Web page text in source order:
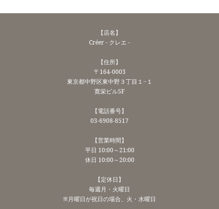
【店名】
Créer - クレエ -
【住所】
〒164-0003
東京都中野区東中野３丁目１−１
寛栄ビル5F
【電話番号】
03-6908-8517
【営業時間】
平日 10:00～21:00
休日 10:00～20:00
【定休日】
毎週月・火曜日
※月曜日が祝日の場合、火・水曜日